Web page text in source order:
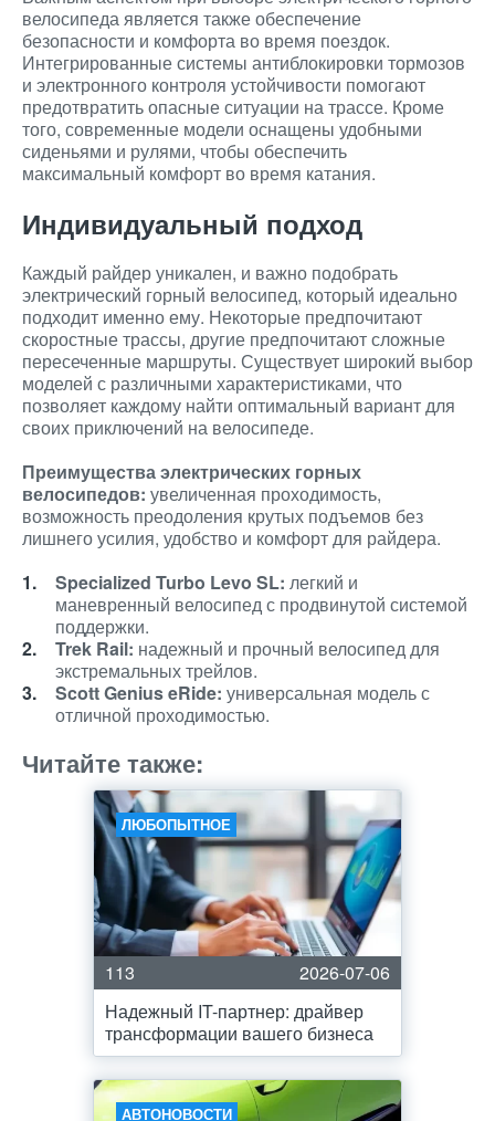
велосипеда является также обеспечение
безопасности и комфорта во время поездок.
Интегрированные системы антиблокировки тормозов
и электронного контроля устойчивости помогают
предотвратить опасные ситуации на трассе. Кроме
того, современные модели оснащены удобными
сиденьями и рулями, чтобы обеспечить
максимальный комфорт во время катания.
Индивидуальный подход
Каждый райдер уникален, и важно подобрать
электрический горный велосипед, который идеально
подходит именно ему. Некоторые предпочитают
скоростные трассы, другие предпочитают сложные
пересеченные маршруты. Существует широкий выбор
моделей с различными характеристиками, что
позволяет каждому найти оптимальный вариант для
своих приключений на велосипеде.
Преимущества электрических горных
велосипедов: увеличенная проходимость,
возможность преодоления крутых подъемов без
лишнего усилия, удобство и комфорт для райдера.
Specialized Turbo Levo SL: легкий и
маневренный велосипед с продвинутой системой
поддержки.
Trek Rail: надежный и прочный велосипед для
экстремальных трейлов.
Scott Genius eRide: универсальная модель с
отличной проходимостью.
Читайте также:
ЛЮБОПЫТНОЕ
113
2026-07-06
Надежный IT-партнер: драйвер
трансформации вашего бизнеса
АВТОНОВОСТИ